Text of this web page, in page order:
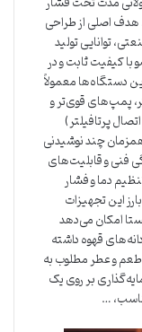
هدف اصلی از طراحی
توانایی تولید
با کیفیت ثابت و در
دستگاه‌ها معمولاً
پمپ‌های قوی‌تر و
پرتافیلتر)
چند نوشیدنی
فنی و قابلیت‌های
دما و فشار
این تجهیزات
امکان می‌دهد
قهوه داشته
طعم و عطر مطلوب به
بر روی یک
…